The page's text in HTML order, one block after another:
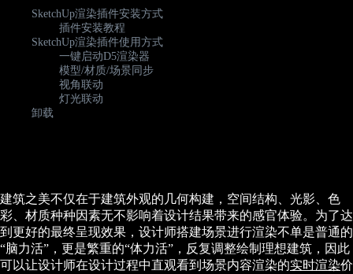
SketchUp渲染插件安装方式
插件安装教程
SketchUp渲染插件使用方式
一键启动D5渲染器
模型/材质/场景同步
视角联动
灯光联动
卸载
建筑之美不仅在于建筑外观的几何构建，空间结构、光影、色
彩、材质种种因素无不影响着设计结果带来的感官体验。为了达
到更好的最终呈现效果，设计师搭建场景进行渲染不单是普通的
“脑力活”，更是繁重的“体力活”，反复调整绘制理想建筑，因此
可以让设计师在设计过程中直观看到场景内容渲染的实时渲染价